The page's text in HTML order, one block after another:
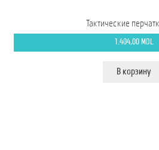
Тактические
1.404,00 MDL
В корзину